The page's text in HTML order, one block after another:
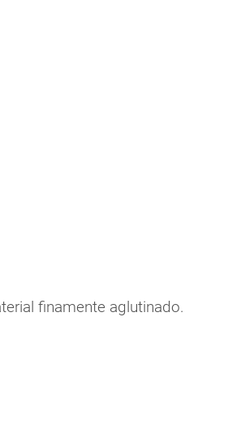
finamente aglutinado.